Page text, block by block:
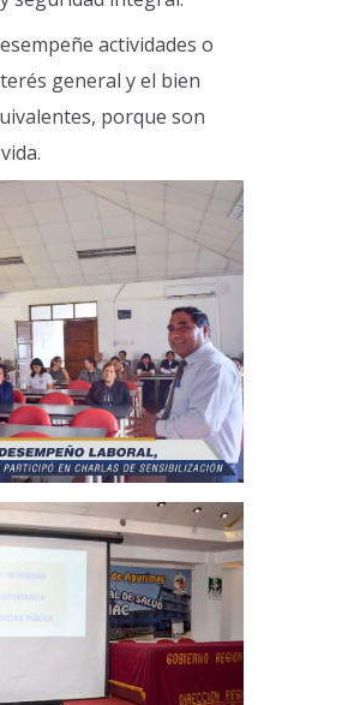
actividades o
general y el bien
porque son